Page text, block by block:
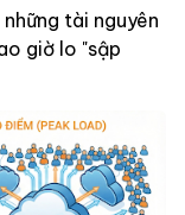
tài nguyên
giờ lo "sập